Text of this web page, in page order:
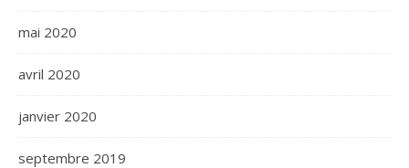
mai 2020
avril 2020
janvier 2020
septembre 2019